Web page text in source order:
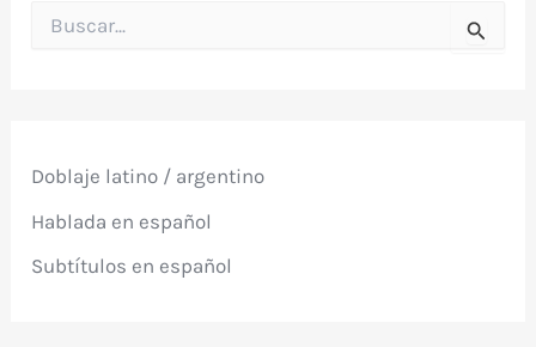
o
:
Doblaje latino / argentino
Hablada en español
Subtítulos en español